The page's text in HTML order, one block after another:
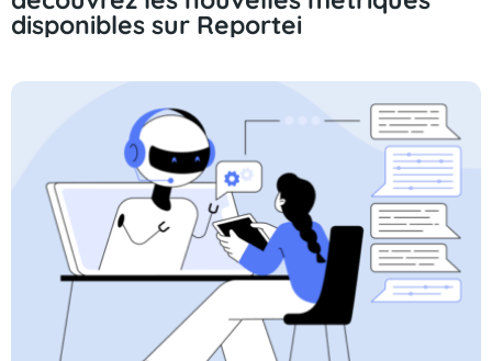
disponibles sur Reportei